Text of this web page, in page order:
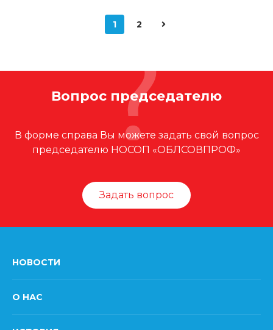
1 2
Вопрос председателю
В форме справа Вы можете задать свой вопрос
председателю НОСОП «ОБЛСОВПРОФ»
Задать вопрос
НОВОСТИ
О НАС